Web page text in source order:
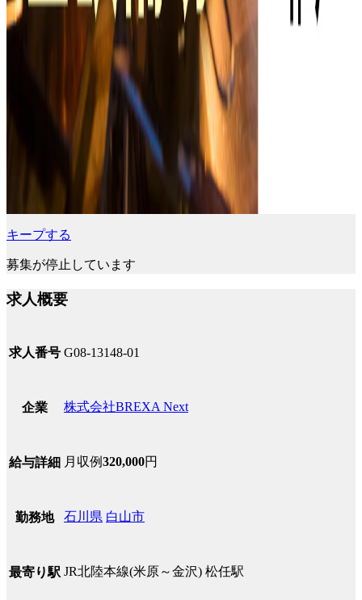
キープする
募集が停止しています
求人概要
求人番号 G08-13148-01
企業 株式会社BREXA Next
給与詳細 月収例320,000円
勤務地 石川県 白山市
最寄り駅 JR北陸本線(米原～金沢) 松任駅